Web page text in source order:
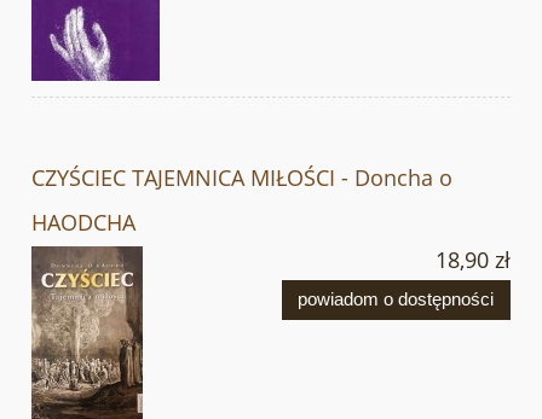
CZYŚCIEC TAJEMNICA MIŁOŚCI - Doncha o
HAODCHA
18,90 zł
powiadom o dostępności